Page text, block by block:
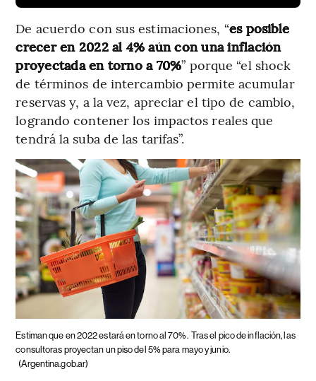
De acuerdo con sus estimaciones, “es posible
crecer en 2022 al 4% aún con una inflación
proyectada en torno a 70%” porque “el shock
de términos de intercambio permite acumular
reservas y, a la vez, apreciar el tipo de cambio,
logrando contener los impactos reales que
tendrá la suba de las tarifas”.
Estiman que en 2022 estará en torno al 70%. Tras el pico de inflación, las
consultoras proyectan un piso del 5% para mayo y junio.
(Argentina.gob.ar)